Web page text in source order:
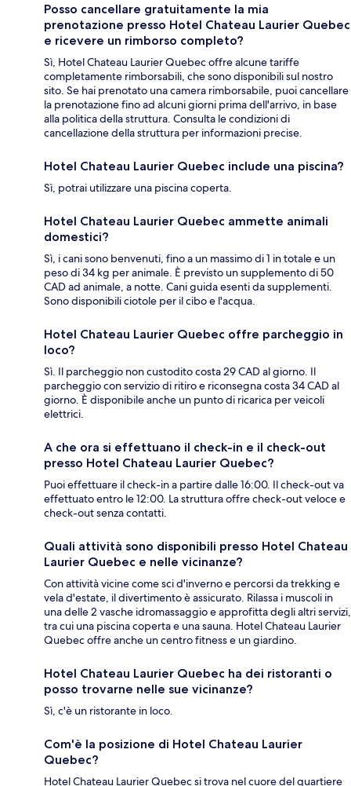
Posso cancellare gratuitamente la mia
prenotazione presso Hotel Chateau Laurier Quebec
e ricevere un rimborso completo?
Sì, Hotel Chateau Laurier Quebec offre alcune tariffe
completamente rimborsabili, che sono disponibili sul nostro
sito. Se hai prenotato una camera rimborsabile, puoi cancellare
la prenotazione fino ad alcuni giorni prima dell'arrivo, in base
alla politica della struttura. Consulta le condizioni di
cancellazione della struttura per informazioni precise.
Hotel Chateau Laurier Quebec include una piscina?
Sì, potrai utilizzare una piscina coperta.
Hotel Chateau Laurier Quebec ammette animali
domestici?
Sì, i cani sono benvenuti, fino a un massimo di 1 in totale e un
peso di 34 kg per animale. È previsto un supplemento di 50
CAD ad animale, a notte. Cani guida esenti da supplementi.
Sono disponibili ciotole per il cibo e l'acqua.
Hotel Chateau Laurier Quebec offre parcheggio in
loco?
Sì. Il parcheggio non custodito costa 29 CAD al giorno. Il
parcheggio con servizio di ritiro e riconsegna costa 34 CAD al
giorno. È disponibile anche un punto di ricarica per veicoli
elettrici.
A che ora si effettuano il check-in e il check-out
presso Hotel Chateau Laurier Quebec?
Puoi effettuare il check-in a partire dalle 16:00. Il check-out va
effettuato entro le 12:00. La struttura offre check-out veloce e
check-out senza contatti.
Quali attività sono disponibili presso Hotel Chateau
Laurier Quebec e nelle vicinanze?
Con attività vicine come sci d'inverno e percorsi da trekking e
vela d'estate, il divertimento è assicurato. Rilassa i muscoli in
una delle 2 vasche idromassaggio e approfitta degli altri servizi,
tra cui una piscina coperta e una sauna. Hotel Chateau Laurier
Quebec offre anche un centro fitness e un giardino.
Hotel Chateau Laurier Quebec ha dei ristoranti o
posso trovarne nelle sue vicinanze?
Sì, c'è un ristorante in loco.
Com'è la posizione di Hotel Chateau Laurier
Quebec?
Hotel Chateau Laurier Quebec si trova nel cuore del quartiere